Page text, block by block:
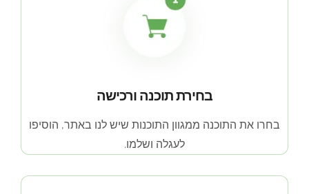
בחירת תוכנה ורכישה
בחרו את התוכנה ממגוון התוכנות שיש לנו באתר, הוסיפו
לעגלה ושלמו.